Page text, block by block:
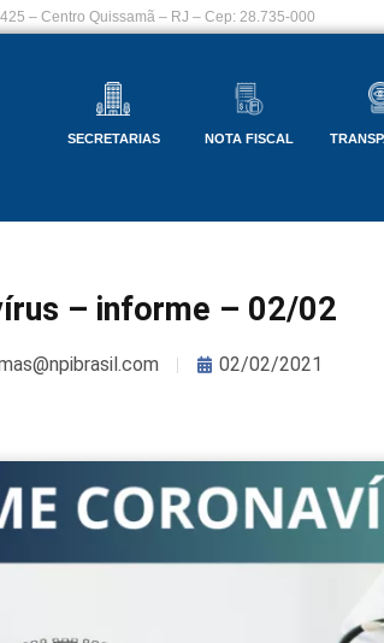
– Centro Quissamã – RJ – Cep: 28.735-000
SECRETARIAS NOTA FISCAL
– informe – 02/02
02/02/2021